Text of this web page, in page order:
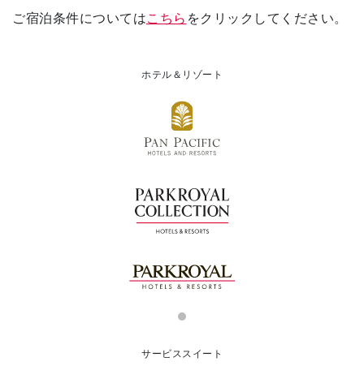
ご宿泊条件についてはこちら をクリックしてください。
ホテル＆リゾート
サービススイート